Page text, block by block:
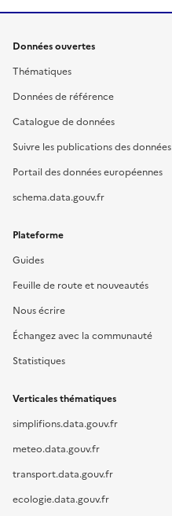
Données ouvertes
Thématiques
Données de référence
Catalogue de données
Suivre les publications des données
Portail des données européennes
schema.data.gouv.fr
Plateforme
Guides
Feuille de route et nouveautés
Nous écrire
Échangez avec la communauté
Statistiques
Verticales thématiques
simplifions.data.gouv.fr
meteo.data.gouv.fr
transport.data.gouv.fr
ecologie.data.gouv.fr